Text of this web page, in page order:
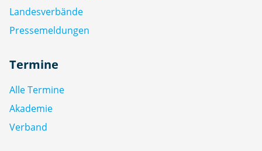
Landesverbände
Pressemeldungen
Termine
Alle Termine
Akademie
Verband